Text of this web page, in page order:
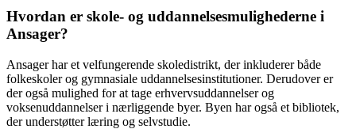
Hvordan er skole- og uddannelsesmulighederne i
Ansager?
Ansager har et velfungerende skoledistrikt, der inkluderer både
folkeskoler og gymnasiale uddannelsesinstitutioner. Derudover er
der også mulighed for at tage erhvervsuddannelser og
voksenuddannelser i nærliggende byer. Byen har også et bibliotek,
der understøtter læring og selvstudie.